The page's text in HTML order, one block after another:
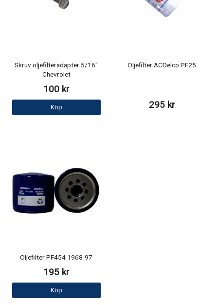
Skruv oljefilteradapter 5/16"
Chevrolet
100 kr
Köp
Oljefilter ACDelco PF25
295 kr
Oljefilter PF454 1968-97
195 kr
Köp